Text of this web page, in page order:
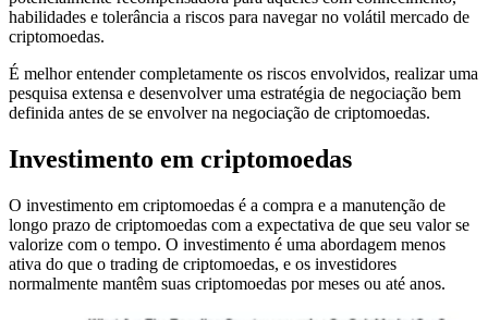
habilidades e tolerância a riscos para navegar no volátil mercado de
criptomoedas.
É melhor entender completamente os riscos envolvidos, realizar uma
pesquisa extensa e desenvolver uma estratégia de negociação bem
definida antes de se envolver na negociação de criptomoedas.
Investimento em criptomoedas
O investimento em criptomoedas é a compra e a manutenção de
longo prazo de criptomoedas com a expectativa de que seu valor se
valorize com o tempo. O investimento é uma abordagem menos
ativa do que o trading de criptomoedas, e os investidores
normalmente mantêm suas criptomoedas por meses ou até anos.